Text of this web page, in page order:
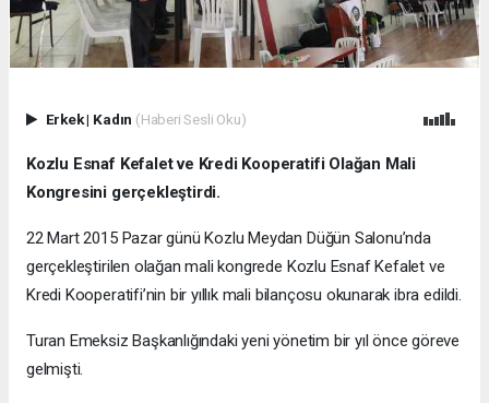
Erkek| Kadın (Haberi Sesli Oku)
Kozlu Esnaf Kefalet ve Kredi Kooperatifi Olağan Mali
Kongresini gerçekleştirdi.
22 Mart 2015 Pazar günü Kozlu Meydan Düğün Salonu’nda
gerçekleştirilen olağan mali kongrede Kozlu Esnaf Kefalet ve
Kredi Kooperatifi’nin bir yıllık mali bilançosu okunarak ibra edildi.
Turan Emeksiz Başkanlığındaki yeni yönetim bir yıl önce göreve
gelmişti.